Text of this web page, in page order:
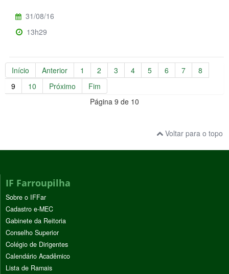
31/08/16
13h29
Início Anterior 1 2 3 4 5 6 7
8
9
10 Próximo
Fim
Página 9 de 10
Voltar para o topo
IF Farroupilha
Sobre o IFFar
Cadastro e-MEC
Gabinete da Reitoria
Conselho Superior
Colégio de Dirigentes
Calendário Acadêmico
Lista de Ramais